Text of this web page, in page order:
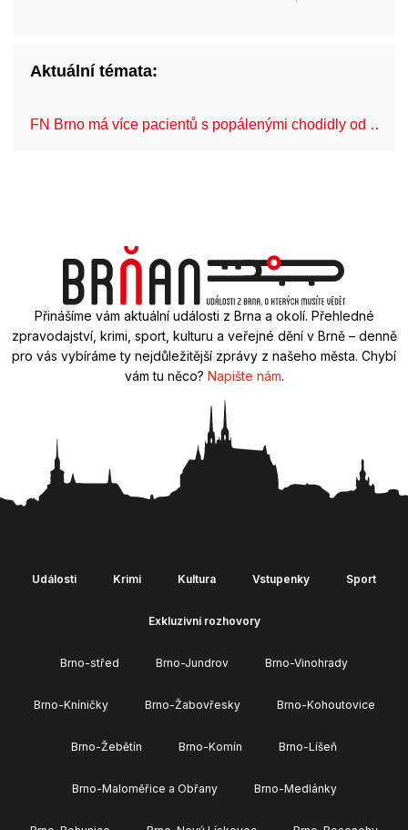
Aktuální témata:
FN Brno má více pacientů s popálenými chodidly od …
Přinášíme vám aktuální události z Brna a okolí. Přehledné
zpravodajství, krimi, sport, kulturu a veřejné dění v Brně – denně
pro vás vybíráme ty nejdůležitější zprávy z našeho města. Chybí
vám tu něco? Napište nám.
Události Krimi Kultura Vstupenky Sport
Exkluzivní rozhovory
Brno-střed Brno-Jundrov Brno-Vinohrady
Brno-Kníničky Brno-Žabovřesky Brno-Kohoutovice
Brno-Žebětín Brno-Komín Brno-Líšeň
Brno-Maloměřice a Obřany Brno-Medlánky